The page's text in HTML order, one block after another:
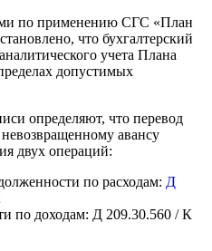
по применению СГС «План
что бухгалтерский
учета Плана
допустимых
определяют, что перевод
авансу
двух операций:
по расходам: Д
по доходам: Д 209.30.560 / К